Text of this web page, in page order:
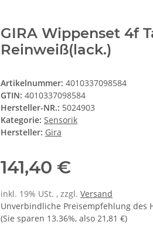
GIRA Wippenset 4f
Reinweiß(lack.)
Artikelnummer: 4010337098584
GTIN: 4010337098584
Hersteller-NR.: 5024903
Kategorie: Sensorik
Hersteller: Gira
141,40 €
inkl. 19% USt. , zzgl. Versand
Unverbindliche Preisempfehlung des
(Sie sparen 13.36%, also 21,81 €)